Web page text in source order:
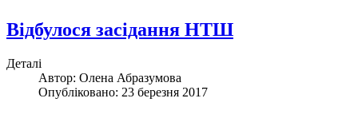
Відбулося засідання НТШ
Деталі
Автор: Олена Абразумова
Опубліковано: 23 березня 2017